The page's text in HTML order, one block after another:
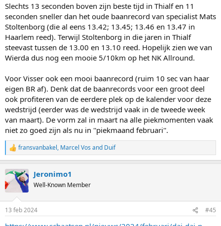
Slechts 13 seconden boven zijn beste tijd in Thialf en 11
seconden sneller dan het oude baanrecord van specialist Mats
Stoltenborg (die al eens 13.42; 13.45; 13.46 en 13.47 in
Haarlem reed). Terwijl Stoltenborg in die jaren in Thialf
steevast tussen de 13.00 en 13.10 reed. Hopelijk zien we van
Wierda dus nog een mooie 5/10km op het NK Allround.
Voor Visser ook een mooi baanrecord (ruim 10 sec van haar
eigen BR af). Denk dat de baanrecords voor een groot deel
ook profiteren van de eerdere plek op de kalender voor deze
wedstrijd (eerder was de wedstrijd vaak in de tweede week
van maart). De vorm zal in maart na alle piekmomenten vaak
niet zo goed zijn als nu in ''piekmaand februari''.
R
e
c
t
s
fransvanbakel, Marcel Vos and Duif
Jeronimo1
Well-Known Member
13 feb 2024 #45